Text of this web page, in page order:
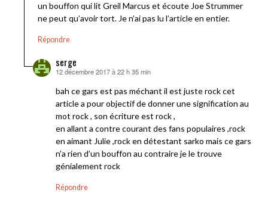
un bouffon qui lit Greil Marcus et écoute Joe Strummer
ne peut qu’avoir tort. Je n’ai pas lu l’article en entier.
Répondre
serge
dit :
12 décembre 2017 à 22 h 35 min
bah ce gars est pas méchant il est juste rock cet
article a pour objectif de donner une signification au
mot rock , son écriture est rock ,
en allant a contre courant des fans populaires ,rock
en aimant Julie ,rock en détestant sarko mais ce gars
n’a rien d’un bouffon au contraire je le trouve
génialement rock
Répondre